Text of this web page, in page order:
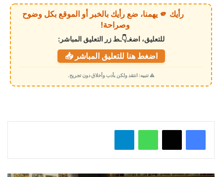
ي
م
ي
رأيك 🫵 يهمنا، ضع رأيك بالخبر أو الموقع بكل وضوح
وصراحة!
للتعليق، اضغـ👇ـط زر التعليق المباشر:
اضغط هنا للتعليق المباشر 📥
⚠️ تنبيه: انتقد ولكن بأدب وأخلاق دون تجريح.
واتساب